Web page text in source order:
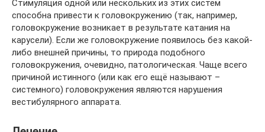
Стимуляция одной или нескольких из этих систем
способна привести к головокружению (так, например,
головокружение возникает в результате катания на
карусели). Если же головокружение появилось без какой-
либо внешней причины, то природа подобного
головокружения, очевидно, патологическая. Чаще всего
причиной истинного (или как его ещё называют –
системного) головокружения являются нарушения
вестибулярного аппарата.